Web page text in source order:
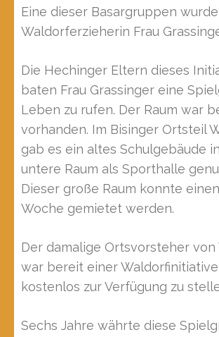
Eine dieser Basargruppen
Waldorferzieherin Frau
Die Hechinger Eltern dieses
baten Frau Grassinger eine
Leben zu rufen. Der Raum war
vorhanden. Im Bisinger Ortsteil
gab es ein altes Schulgebäude
untere Raum als Sporthalle
Dieser große Raum konnte
Woche gemietet werden.
Der damalige Ortsvorsteher von
war bereit einer Waldorfinitiative
kostenlos zur Verfügung zu
Sechs Jahre währte diese